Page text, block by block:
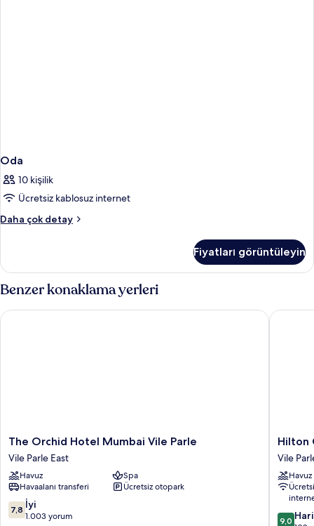
Oda
10 kişilik
Ücretsiz kablosuz internet
Daha çok detay
Oda
detay
Fiyatları görüntüleyin
Benzer konaklama yerleri
The
Orchid
Hotel
Mumbai
Vile
Parle
Vile
The Orchid Hotel Mumbai Vile Parle
Vile Parle East
Havuz
Spa
Havaalanı transferi
Ücretsiz otopark
10
üzerinden
7,8 İyi
1.003 yorum
The Orchid Hotel Mumbai Vile Parle
Hilton
Garden
Inn
Mumbai
Airport
Vile
Hilton
Vile
Havuz
10
9,0
Hilton